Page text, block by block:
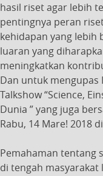
hasil riset agar lebih
pentingnya peran
kehidapan yang Iebih
luaran yang
meningkatkan
Dan untuk
Talkshow “Science,
Dunia ” yang juga
Rabu, 14 Mare! 2018
Pemahaman tentang
di tengah masyarakat